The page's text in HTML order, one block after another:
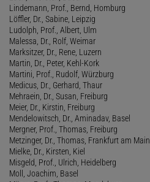
Lindemann, Prof., Bernd, Homburg
Löffler, Dr., Sabine, Leipzig
Ludolph, Prof., Albert, Ulm
Malessa, Dr., Rolf, Weimar
Marksitzer, Dr., Rene, Luzern
Martin, Dr., Peter, Kehl-Kork
Martini, Prof., Rudolf, Würzburg
Medicus, Dr., Gerhard, Thaur
Mehraein, Dr., Susan, Freiburg
Meier, Dr., Kirstin, Freiburg
Mendelowitsch, Dr., Aminadav, Basel
Mergner, Prof., Thomas, Freiburg
Metzinger, Dr., Thomas, Frankfurt am Main
Mielke, Dr., Kirsten, Kiel
Misgeld, Prof., Ulrich, Heidelberg
Moll, Joachim, Basel